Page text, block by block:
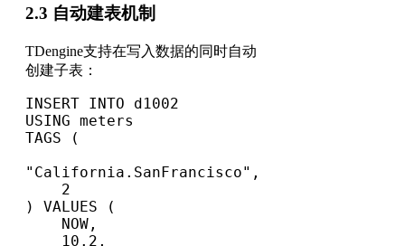
2.3 自动建表机制
TDengine支持在写入数据的同时自动
创建子表：
INSERT INTO d1002
USING meters
TAGS (
"California.SanFrancisco",
) VALUES (